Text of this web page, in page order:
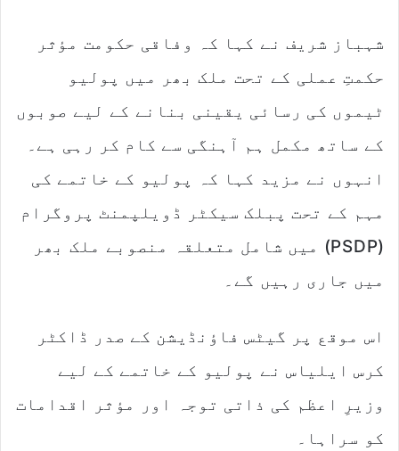
شہباز شریف نے کہا کہ وفاقی حکومت مؤثر
حکمتِ عملی کے تحت ملک بھر میں پولیو
ٹیموں کی رسائی یقینی بنانے کے لیے صوبوں
کے ساتھ مکمل ہم آہنگی سے کام کر رہی ہے۔
انہوں نے مزید کہا کہ پولیو کے خاتمے کی
مہم کے تحت پبلک سیکٹر ڈویلپمنٹ پروگرام
(PSDP) میں شامل متعلقہ منصوبے ملک بھر
میں جاری رہیں گے۔
اس موقع پر گیٹس فاؤنڈیشن کے صدر ڈاکٹر
کرس ایلیاس نے پولیو کے خاتمے کے لیے
وزیرِ اعظم کی ذاتی توجہ اور مؤثر اقدامات
کو سراہا۔